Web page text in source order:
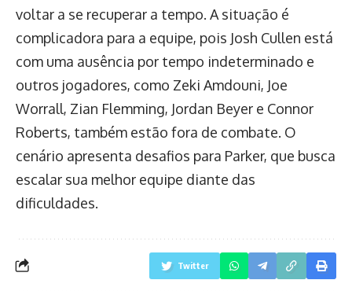
voltar a se recuperar a tempo. A situação é
complicadora para a equipe, pois Josh Cullen está
com uma ausência por tempo indeterminado e
outros jogadores, como Zeki Amdouni, Joe
Worrall, Zian Flemming, Jordan Beyer e Connor
Roberts, também estão fora de combate. O
cenário apresenta desafios para Parker, que busca
escalar sua melhor equipe diante das
dificuldades.
Twitter